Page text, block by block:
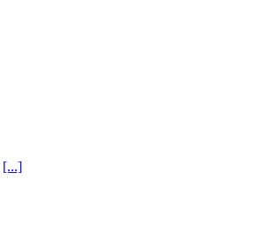
[...]